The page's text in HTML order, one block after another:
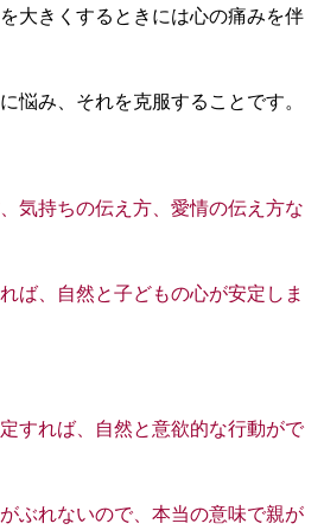
大きくするときには心の痛みを伴
悩み、それを克服することです。
気持ちの伝え方、愛情の伝え方な
ば、自然と子どもの心が安定しま
すれば、自然と意欲的な行動がで
ぶれないので、本当の意味で親が